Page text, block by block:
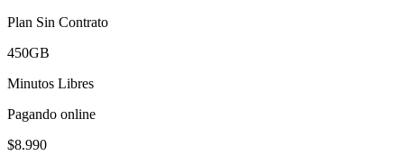
Plan Sin Contrato
450GB
Minutos Libres
Pagando online
$8.990